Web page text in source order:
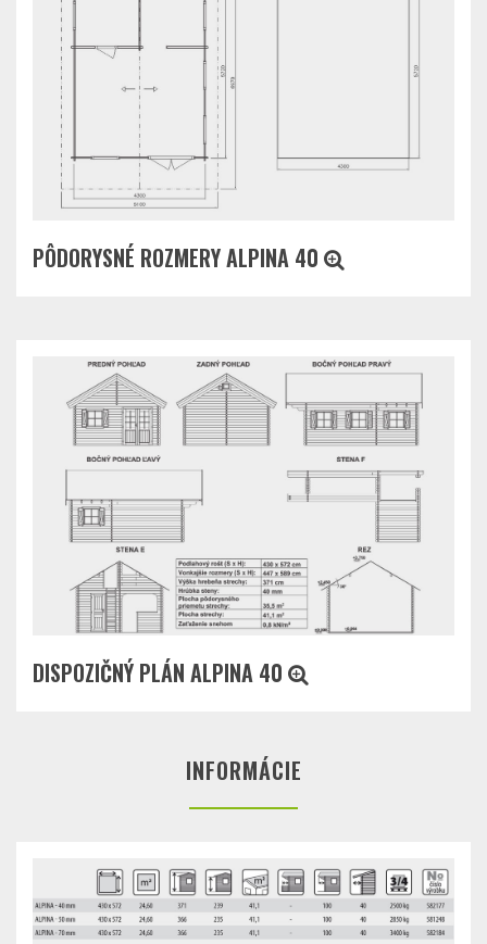
PÔDORYSNÉ ROZMERY ALPINA 40
DISPOZIČNÝ PLÁN ALPINA 40
INFORMÁCIE